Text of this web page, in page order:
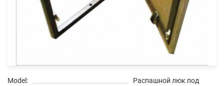
Model:
Распашной люк под